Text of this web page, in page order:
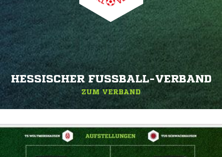
HESSISCHER FUSSBALL-VERBAND
ZUM VERBAND